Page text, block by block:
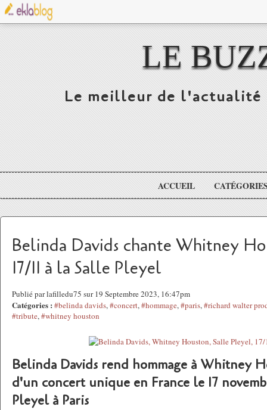
LE
Le meilleur de
ACCUEIL
Belinda Davids chante Whitney
17/11 à la Salle Pleyel
Publié par lafilledu75 sur 19 Septembre 2023, 16:47pm
Catégories : #belinda davids,#concert,#hommage,#paris,#richard walter
#tribute,#whitney houston
Belinda Davids rend hommage à Whitney
d'un concert unique en France le 17
Pleyel à Paris